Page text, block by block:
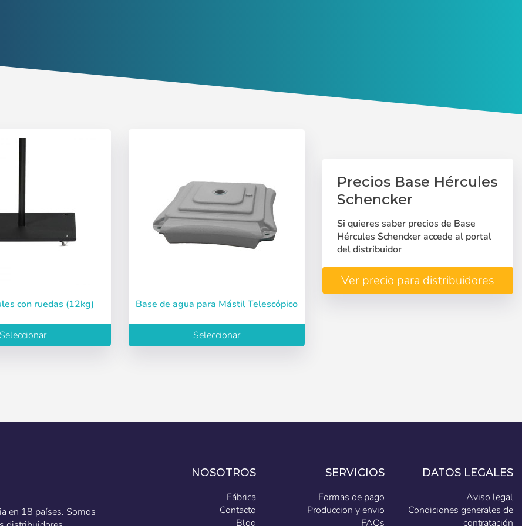
Crear cuenta
Français
Deutsch
Sverige Denmark Slovenija
Finnish
Slovenčina (Slovak)
Norway
con ruedas (12kg)
Seleccionar
Base de agua para Mástil Telescópico
Seleccionar
Precios Base Hércules
Schencker
Si quieres saber precios de Base
Hércules Schencker accede al portal
del distribuidor
Ver precio para distribuidores
en 18 países. Somos
NOSOTROS
Fábrica
Contacto
Blog
SERVICIOS
Formas de pago
Produccion y envio
FAQs
DATOS LEGALES
Aviso legal
Condiciones generales de
contratación